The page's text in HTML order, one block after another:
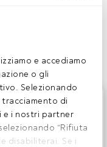
e accediamo
o gli
Selezionando
tracciamento di
e i nostri partner
“Rifiuta
disabiliterai. Se i
FundsPeople. Se
Login. Se non
per scoprire
da offrire.